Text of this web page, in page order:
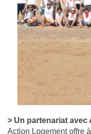
> Un partenariat
Action Logement offre